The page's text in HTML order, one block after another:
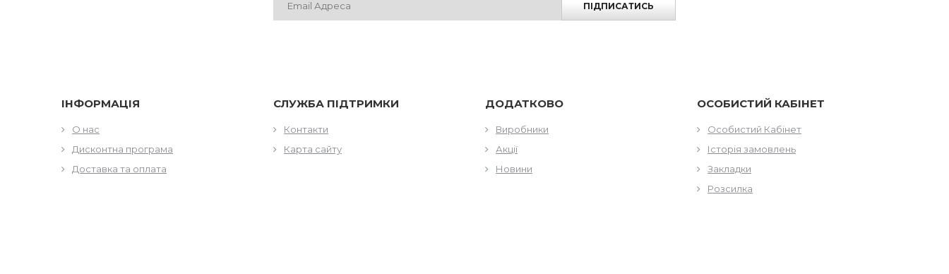
ПІДПИСАТИСЬ
ІНФОРМАЦІЯ
О нас
Дисконтна програма
Доставка та оплата
СЛУЖБА ПІДТРИМКИ
Контакти
Карта сайту
ДОДАТКОВО
Виробники
Акції
Новини
ОСОБИСТИЙ КАБІНЕТ
Особистий Кабінет
Історія замовлень
Закладки
Розсилка